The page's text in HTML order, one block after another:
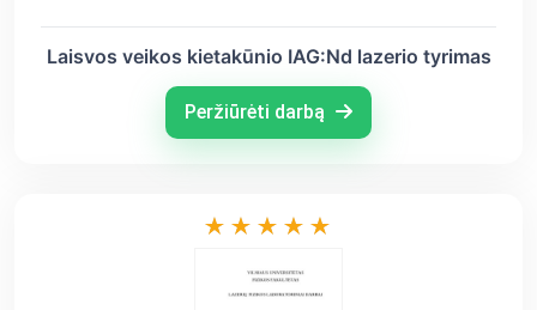
Laisvos veikos kietakūnio IAG:Nd lazerio tyrimas
Peržiūrėti darbą